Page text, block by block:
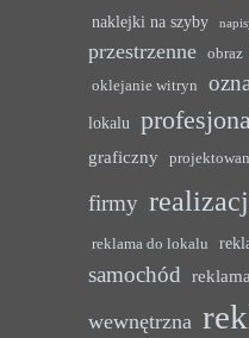
naklejki na szyby
przestrzenne
obraz
oklejanie witryn
lokalu
graficzny
firmy
reklama do lokalu
samochód
wewnętrzna